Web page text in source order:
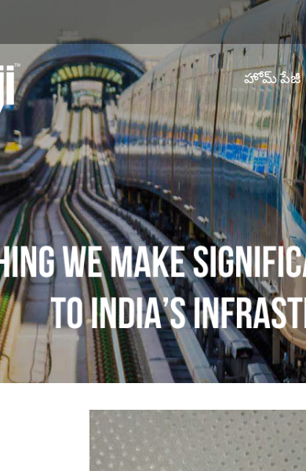
హోమ్ పేజీ